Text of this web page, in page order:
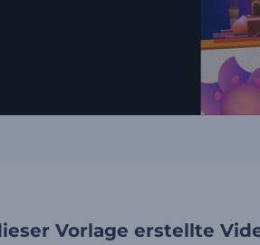
Vorlage erstellte